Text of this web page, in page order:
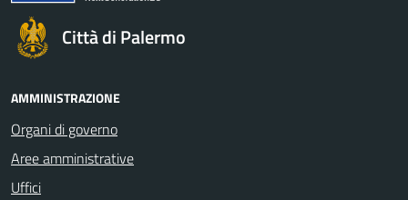
Città di Palermo
AMMINISTRAZIONE
Organi di governo
Aree amministrative
Uffici